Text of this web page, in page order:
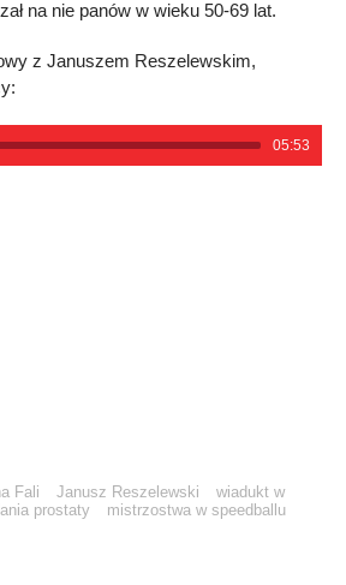
na nie panów w wieku 50-69 lat.
z Januszem Reszelewskim,
05:53
Fali Janusz Reszelewski
wiadukt w
prostaty mistrzostwa w speedballu